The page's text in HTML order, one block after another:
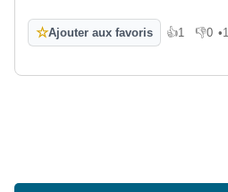
☆Ajouter aux favoris 👍1
J'aime 👎0
Je •